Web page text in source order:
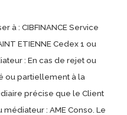
à : CIBFINANCE Service
ETIENNE Cedex 1 ou
: En cas de rejet ou
ou partiellement à la
précise que le Client
: AME Conso. Le